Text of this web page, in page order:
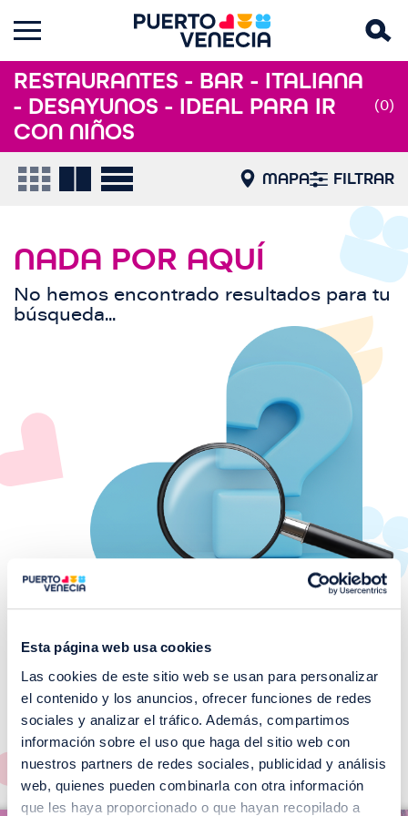
Esta página web usa cookies
Las cookies de este sitio web se usan para personalizar
el contenido y los anuncios, ofrecer funciones de redes
sociales y analizar el tráfico. Además, compartimos
información sobre el uso que haga del sitio web con
nuestros partners de redes sociales, publicidad y análisis
web, quienes pueden combinarla con otra información
que les haya proporcionado o que hayan recopilado a
RESTAURANTES - BAR - ITALIANA
- DESAYUNOS - IDEAL PARA IR
CON NIÑOS
(0)
MAPA FILTRAR
NADA POR AQUÍ
No hemos encontrado resultados para tu
búsqueda...
¡No te pierdas nuestros
EVENTOS!
Ver todos >